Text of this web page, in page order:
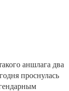
аншлага два
проснулась